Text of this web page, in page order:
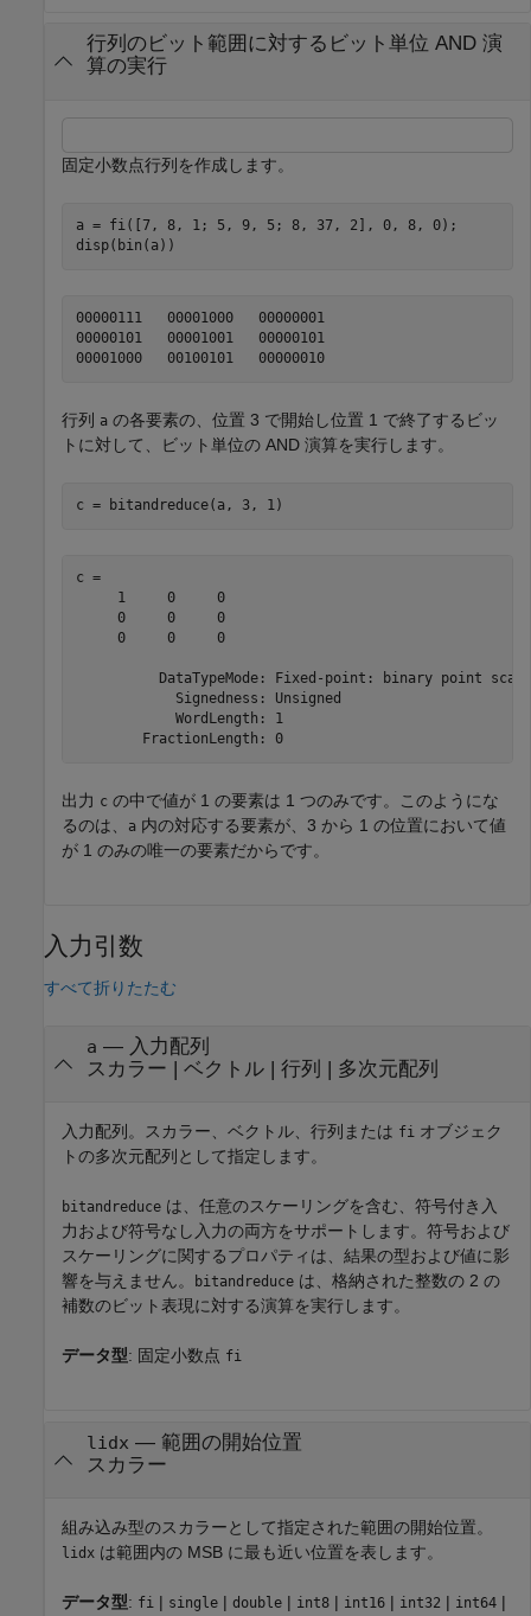
行列のビット範囲に対するビット単位 AND 演
算の実行
固定小数点行列を作成します。
a = fi([7, 8, 1; 5, 9, 5; 8, 37, 2], 0, 8, 0);
disp(bin(a))
00000111   00001000   00000001
00000101   00001001   00000101
00001000   00100101   00000010
行列 a の各要素の、位置 3 で開始し位置 1 で終了するビッ
トに対して、ビット単位の AND 演算を実行します。
c = bitandreduce(a, 3, 1)
c =
     1     0     0
     0     0     0
     0     0     0
DataTypeMode: Fixed-point: binary point
            Signedness: Unsigned
            WordLength: 1
        FractionLength: 0
出力 c の中で値が 1 の要素は 1 つのみです。このようにな
るのは、
a 内の対応する要素が、3 から 1 の位置において値
が 1 のみの唯一の要素だからです。
入力引数
すべて折りたたむ
a — 入力配列
スカラー | ベクトル| 行列 | 多次元配列
入力配列。スカラー、ベクトル、行列または fi オブジェク
トの多次元配列として指定します。
bitandreduce は、任意のスケーリングを含む、符号付き入
力および符号なし入力の両方をサポートします。符号および
スケーリングに関するプロパティは、結果の型および値に影
響を与えません。
bitandreduce は、格納された整数の 2 の
補数のビット表現に対する演算を実行します。
データ型: 固定小数点 fi
lidx — 範囲の開始位置
スカラー
組み込み型のスカラーとして指定された範囲の開始位置。
lidx は範囲内の MSB に最も近い位置を表します。
データ型: fi | single | double | int8 | int16 | int32 | int64 |